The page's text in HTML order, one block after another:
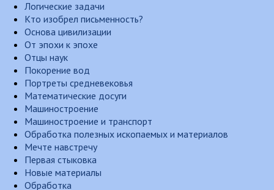
Логические задачи
Кто изобрел письменность?
Основа цивилизации
От эпохи к эпохе
Отцы наук
Покорение вод
Портреты средневековья
Математические досуги
Машиностроение
Машиностроение и транспорт
Обработка полезных ископаемых и материалов
Мечте навстречу
Первая стыковка
Новые материалы
Обработка